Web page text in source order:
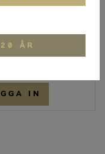
- Kallpressad
IN
ÅR